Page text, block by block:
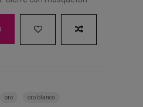
oro oro blanco